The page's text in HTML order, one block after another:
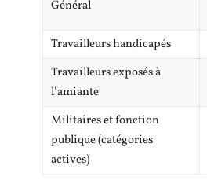
Général
Travailleurs handicapés
Travailleurs exposés à
l’amiante
Militaires et fonction
publique (catégories
actives)